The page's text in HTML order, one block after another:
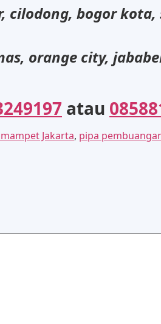
bogor kota,
orange city,
atau
Jakarta, pipa